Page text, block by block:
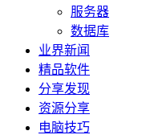
服务器
数据库
业界新闻
精品软件
分享发现
资源分享
电脑技巧